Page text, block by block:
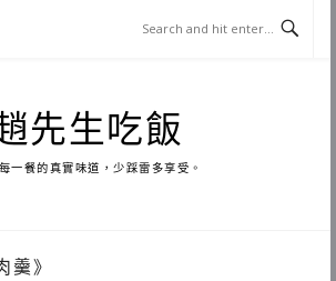
先生吃飯
一餐的真實味道，少踩雷多享受。
羹》